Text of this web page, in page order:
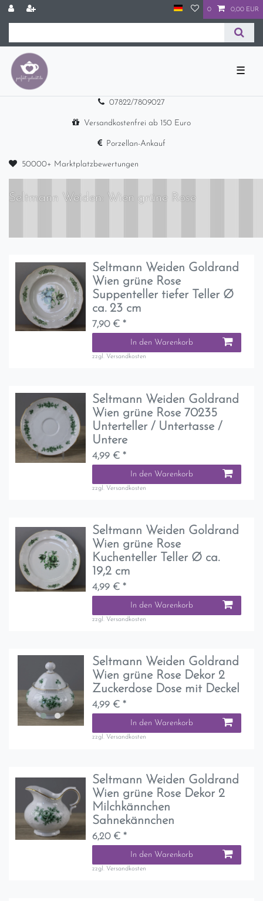
0 0,00 EUR
☰
07822/7809027
Versandkostenfrei ab 150 Euro
Porzellan-Ankauf
50000+ Marktplatzbewertungen
Seltmann Weiden: Wien grüne Rose
Seltmann Weiden Goldrand
Wien grüne Rose
Suppenteller tiefer Teller Ø
ca. 23 cm
7,90 € *
In den Warenkorb
zzgl. Versandkosten
Seltmann Weiden Goldrand
Wien grüne Rose 70235
Unterteller / Untertasse /
Untere
4,99 € *
In den Warenkorb
zzgl. Versandkosten
Seltmann Weiden Goldrand
Wien grüne Rose
Kuchenteller Teller Ø ca.
19,2 cm
4,99 € *
In den Warenkorb
zzgl. Versandkosten
Seltmann Weiden Goldrand
Wien grüne Rose Dekor 2
Zuckerdose Dose mit Deckel
4,99 € *
In den Warenkorb
zzgl. Versandkosten
Seltmann Weiden Goldrand
Wien grüne Rose Dekor 2
Milchkännchen
Sahnekännchen
6,20 € *
In den Warenkorb
zzgl. Versandkosten